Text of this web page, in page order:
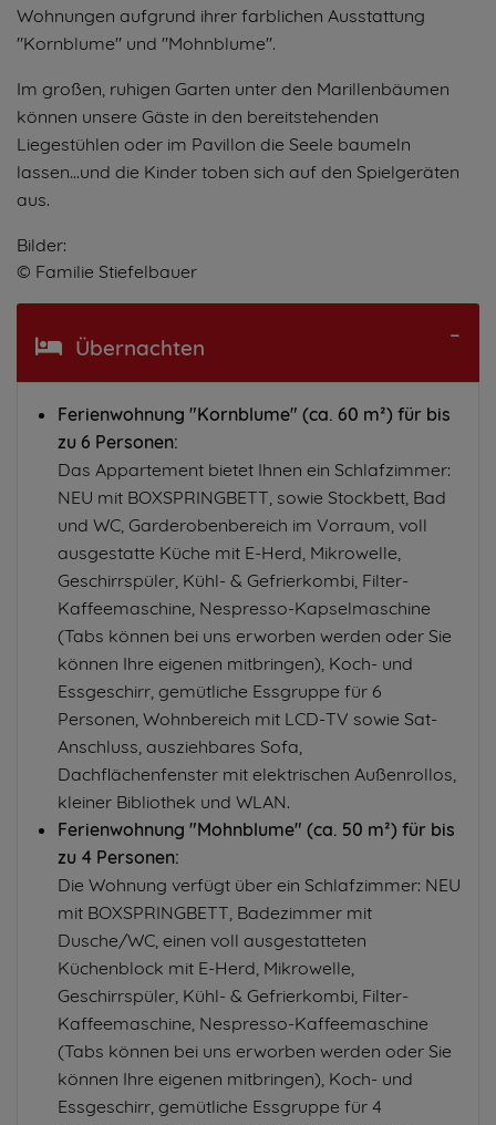
Wohnungen aufgrund ihrer farblichen Ausstattung
"Kornblume" und "Mohnblume".
Im großen, ruhigen Garten unter den Marillenbäumen
können unsere Gäste in den bereitstehenden
Liegestühlen oder im Pavillon die Seele baumeln
lassen...und die Kinder toben sich auf den Spielgeräten
aus.
Bilder:
© Familie Stiefelbauer
Übernachten
Ferienwohnung "Kornblume" (ca. 60 m²) für bis
zu 6 Personen:
Das Appartement bietet Ihnen ein Schlafzimmer:
NEU mit BOXSPRINGBETT, sowie Stockbett, Bad
und WC, Garderobenbereich im Vorraum, voll
ausgestatte Küche mit E-Herd, Mikrowelle,
Geschirrspüler, Kühl- & Gefrierkombi, Filter-
Kaffeemaschine, Nespresso-Kapselmaschine
(Tabs können bei uns erworben werden oder Sie
können Ihre eigenen mitbringen), Koch- und
Essgeschirr, gemütliche Essgruppe für 6
Personen, Wohnbereich mit LCD-TV sowie Sat-
Anschluss, ausziehbares Sofa,
Dachflächenfenster mit elektrischen Außenrollos,
kleiner Bibliothek und WLAN.
Ferienwohnung "Mohnblume" (ca. 50 m²) für bis
zu 4 Personen:
Die Wohnung verfügt über ein Schlafzimmer: NEU
mit BOXSPRINGBETT, Badezimmer mit
Dusche/WC, einen voll ausgestatteten
Küchenblock mit E-Herd, Mikrowelle,
Geschirrspüler, Kühl- & Gefrierkombi, Filter-
Kaffeemaschine, Nespresso-Kaffeemaschine
(Tabs können bei uns erworben werden oder Sie
können Ihre eigenen mitbringen), Koch- und
Essgeschirr, gemütliche Essgruppe für 4